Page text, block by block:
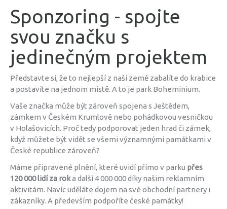
Sponzoring - spojte
svou značku s
jedinečným projektem
Představte si, že to nejlepší z naší země zabalíte do krabice
a postavíte na jednom místě. A to je park Boheminium.
Vaše značka může být zároveň spojena s Ještědem,
zámkem v Českém Krumlově nebo pohádkovou vesničkou
v Holašovicích. Proč tedy podporovat jeden hrad či zámek,
když můžete být vidět se všemi významnými památkami v
České republice zároveň?
Máme připravené plnění, které uvidí přímo v parku přes
120 000 lidí za roka další 4 000 000 díky našim reklamním
aktivitám. Navíc uděláte dojem na své obchodní partnery i
zákazníky. A především podpoříte české památky!